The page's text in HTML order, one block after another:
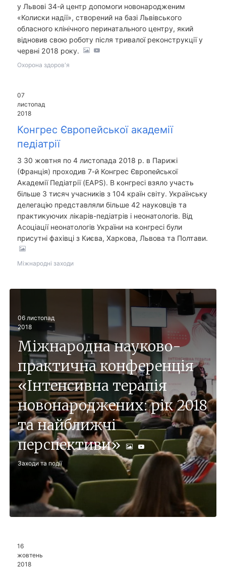
у Львові 34-й центр допомоги новонародженим
«Колиски надії», створений на базі Львівського
обласного клінічного перинатального центру, який
відновив свою роботу після тривалої реконструкції у
червні 2018 року.
Охорона здоров'я
07
листопад
2018
Конгрес Європейської академії
педіатрії
З 30 жовтня по 4 листопада 2018 р. в Парижі
(Франція) проходив 7-й Конгрес Європейської
Академії Педіатрії (EAPS). В конгресі взяло участь
більше 3 тисяч учасників з 104 країн світу. Українську
делегацію представляли більше 42 науковців та
практикуючих лікарів-педіатрів і неонатологів. Від
Асоціації неонатологів України на конгресі були
присутні фахівці з Києва, Харкова, Львова та Полтави.
Міжнародні заходи
06 листопад
2018
Міжнародна науково-
практична конференція
«Інтенсивна терапія
новонароджених: рік 2018
та найближчі
перспективи»
Заходи та події
16
жовтень
2018